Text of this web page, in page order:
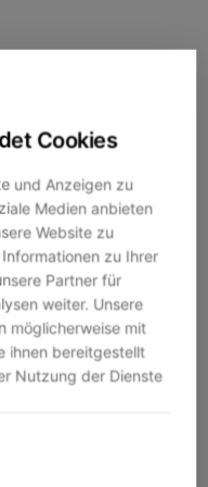
Cookies
und Anzeigen zu
Medien anbieten
Website zu
zu Ihrer
Partner für
weiter. Unsere
möglicherweise mit
ihnen bereitgestellt
Nutzung der Dienste